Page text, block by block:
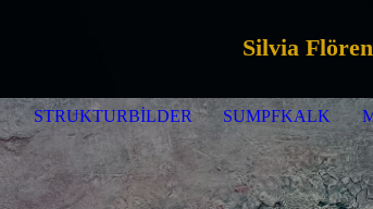
Silvia
STRUKTURBILDER SUMPFKALK